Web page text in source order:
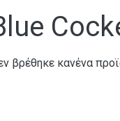
βρέθηκε κανένα